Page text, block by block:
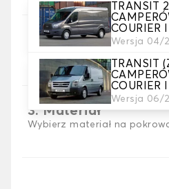
TRANSIT
COURIER
Wersja 04/
TRANSIT
COURIER
Wersja 06/
2. Wybór gry
potrzebujesz
3. Materiał
Wybierz materiał na